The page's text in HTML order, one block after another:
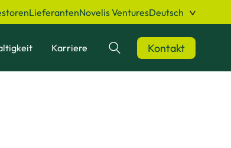
LieferantenNovelis VenturesDeutsch
Karriere Suchen Kontakt